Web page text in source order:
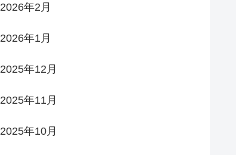
2026年2月
2026年1月
2025年12月
2025年11月
2025年10月